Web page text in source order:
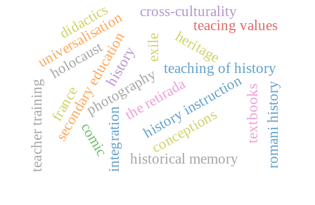
secondary education heritage
conceptions
teaching of history
holocaust
history instruction
photography
teacing values
historical memory
integration
universalisation cross-culturality
textbooks
exile
france the retirada
history
teacher training comic
didactics
romani history